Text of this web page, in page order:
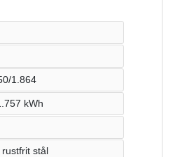
1.864
kWh
stål